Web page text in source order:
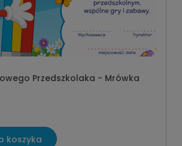
Przedszkolaka - Mrówka
koszyka